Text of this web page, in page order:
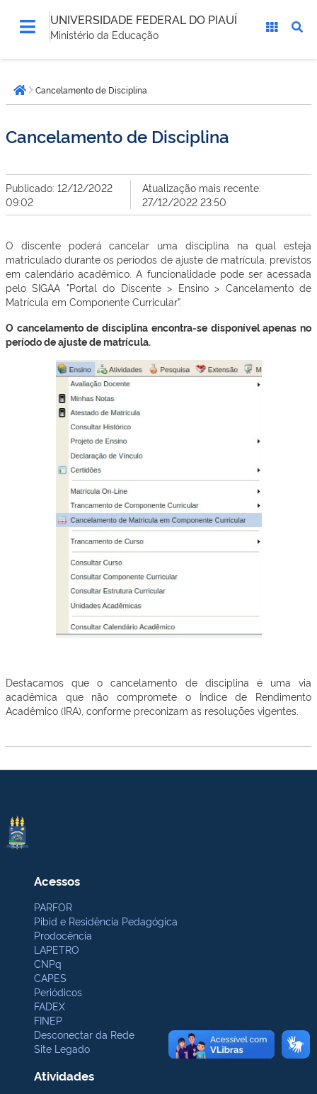
UNIVERSIDADE FEDERAL DO PIAUÍ
Ministério da Educação
está
aqui:Página inicial
Cancelamento de Disciplina
Cancelamento de Disciplina
Publicado: 12/12/2022
09:02
Atualização mais recente:
27/12/2022 23:50
O discente poderá cancelar uma disciplina na qual esteja
matriculado durante os períodos de ajuste de matrícula, previstos
em calendário acadêmico. A funcionalidade pode ser acessada
pelo SIGAA "Portal do Discente > Ensino > Cancelamento de
Matrícula em Componente Curricular”.
O cancelamento de disciplina encontra-se disponível apenas no
período de ajuste de matrícula.
Destacamos que o cancelamento de disciplina é uma via
acadêmica que não compromete o Índice de Rendimento
Acadêmico (IRA), conforme preconizam as resoluções vigentes.
Acessos
PARFOR
Pibid e Residência Pedagógica
Prodocência
LAPETRO
CNPq
CAPES
Periódicos
FADEX
FINEP
Desconectar da Rede
Site Legado
Atividades